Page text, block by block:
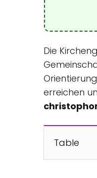
Die
erreichen
Table